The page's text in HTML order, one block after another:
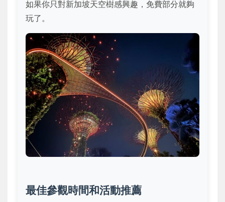
如果你只對新加坡天空樹感興趣，免費部分就夠
玩了。
最佳參觀時間和活動推薦